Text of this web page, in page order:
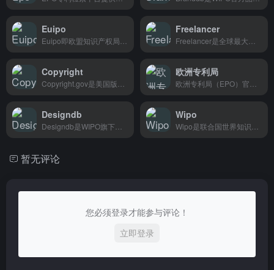
Euipo Freelancer
Copyright 欧洲专利局
Designdb Wipo
暂无评论
您必须登录才能参与评论！
立即登录